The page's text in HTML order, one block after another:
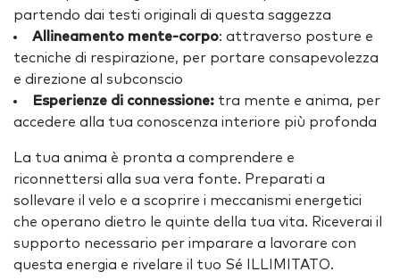
partendo dai testi originali di questa saggezza
Allineamento mente-corpo: attraverso posture e
tecniche di respirazione, per portare consapevolezza
e direzione al subconscio
Esperienze di connessione: tra mente e anima, per
accedere alla tua conoscenza interiore più profonda
La tua anima è pronta a comprendere e
riconnettersi alla sua vera fonte. Preparati a
sollevare il velo e a scoprire i meccanismi energetici
che operano dietro le quinte della tua vita. Riceverai il
supporto necessario per imparare a lavorare con
questa energia e rivelare il tuo Sé ILLIMITATO.